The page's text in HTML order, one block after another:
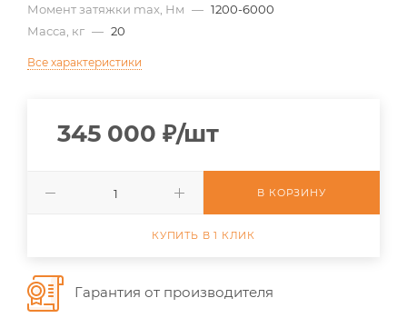
Момент затяжки max, Нм — 1200-6000
Масса, кг — 20
Все характеристики
345 000 ₽/шт
В КОРЗИНУ
КУПИТЬ В 1 КЛИК
Гарантия от производителя